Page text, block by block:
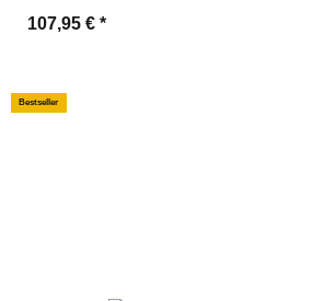
107,95 € *
Bestseller